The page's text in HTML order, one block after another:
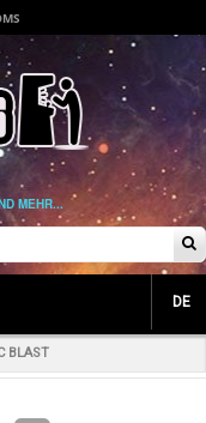
MEHR...
DE
BLAST